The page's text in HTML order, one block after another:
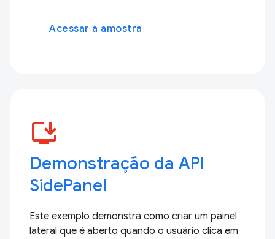
Acessar a amostra
install_desktop
Demonstração da API
SidePanel
Este exemplo demonstra como criar um painel
lateral que é aberto quando o usuário clica em